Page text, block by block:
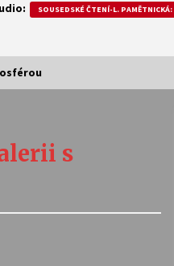
SOUSEDSKÉ ČTENÍ-L.
s